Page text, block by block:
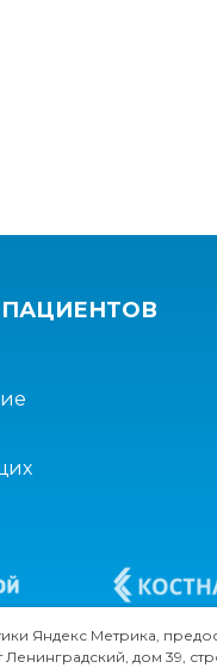
Яндекс Метрика,
дом 39,